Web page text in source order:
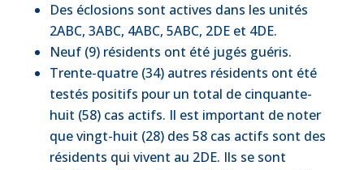
Des éclosions sont actives dans les unités
2ABC, 3ABC, 4ABC, 5ABC, 2DE et 4DE.
Neuf (9) résidents ont été jugés guéris.
Trente-quatre (34) autres résidents ont été
testés positifs pour un total de cinquante-
huit (58) cas actifs. Il est important de noter
que vingt-huit (28) des 58 cas actifs sont des
résidents qui vivent au 2DE. Ils se sont